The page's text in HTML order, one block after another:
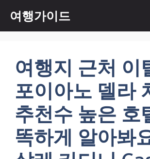
츠
여행가이드
여행지 근처 이
포이아노 델라
추천수 높은 호
똑하게 알아봐